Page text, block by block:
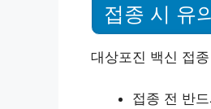
접종 시 유
대상포진 백신 접
접종 전 반